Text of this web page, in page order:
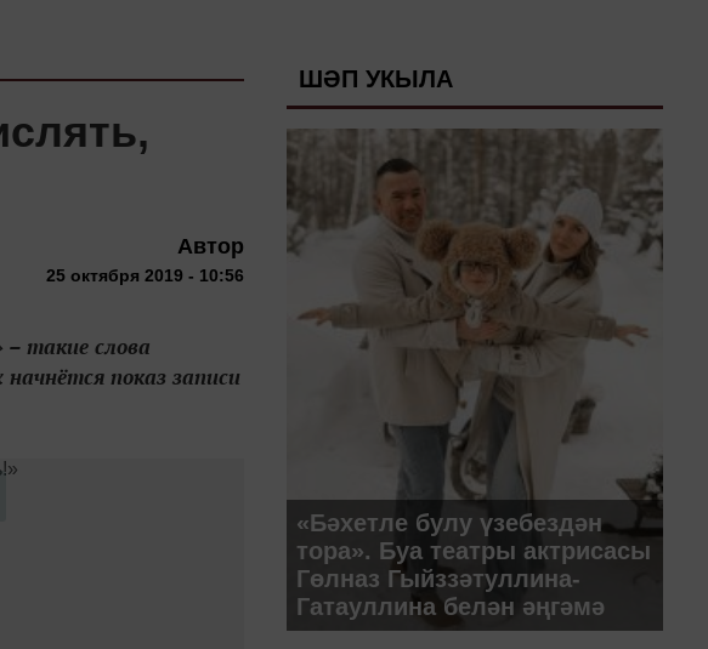
Автор
25 октября 2019 - 10:56
такие слова
показ записи
ШӘП УКЫЛА
«Бәхетле булу үзебездән
тора». Буа театры актрисасы
Гөлназ Гыйззәтуллина-
Гатауллина белән әңгәмә